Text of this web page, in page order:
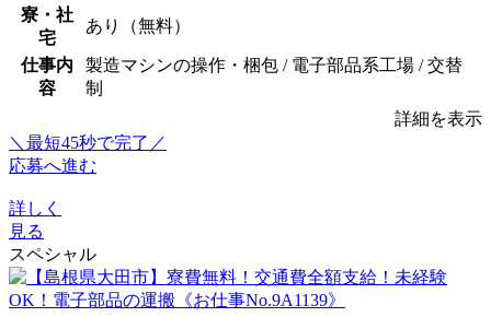
寮・社
宅
あり（無料）
仕事内
容
製造マシンの操作・梱包 / 電子部品系工場 / 交替
制
詳細を表示
＼最短45秒で完了／
応募へ進む
詳しく
見る
スペシャル